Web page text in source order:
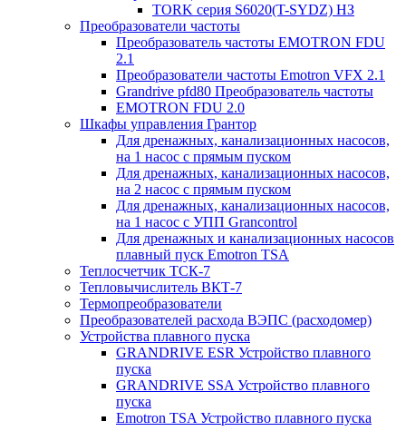
TORK серия S6020(T-SYDZ) НЗ
Преобразователи частоты
Преобразователь частоты EMOTRON FDU
2.1
Преобразователи частоты Emotron VFX 2.1
Grandrive pfd80 Преобразователь частоты
EMOTRON FDU 2.0
Шкафы управления Грантор
Для дренажных, канализационных насосов,
на 1 насос с прямым пуском
Для дренажных, канализационных насосов,
на 2 насос с прямым пуском
Для дренажных, канализационных насосов,
на 1 насос с УПП Grancontrol
Для дренажных и канализационных насосов
плавный пуск Emotron TSA
Теплосчетчик ТСК-7
Тепловычислитель ВКТ-7
Термопреобразователи
Преобразователей расхода ВЭПС (расходомер)
Устройства плавного пуска
GRANDRIVE ESR Устройство плавного
пуска
GRANDRIVE SSA Устройство плавного
пуска
Emotron TSA Устройство плавного пуска